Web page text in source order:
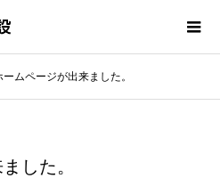
ームページが出来ました。
した。